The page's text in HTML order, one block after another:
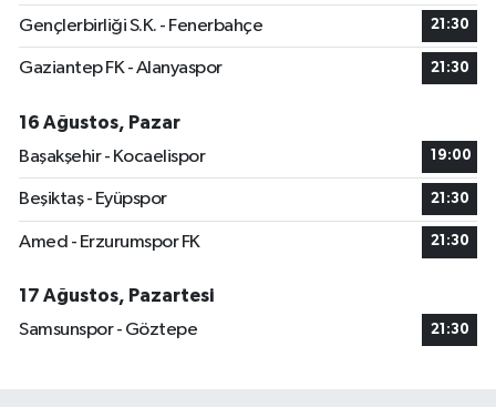
Gençlerbirliği S.K. - Fenerbahçe 21:30
Gaziantep FK - Alanyaspor 21:30
16 Ağustos, Pazar
Başakşehir - Kocaelispor
19:00
Beşiktaş - Eyüpspor 21:30
Amed - Erzurumspor FK 21:30
17 Ağustos, Pazartesi
Samsunspor - Göztepe
21:30